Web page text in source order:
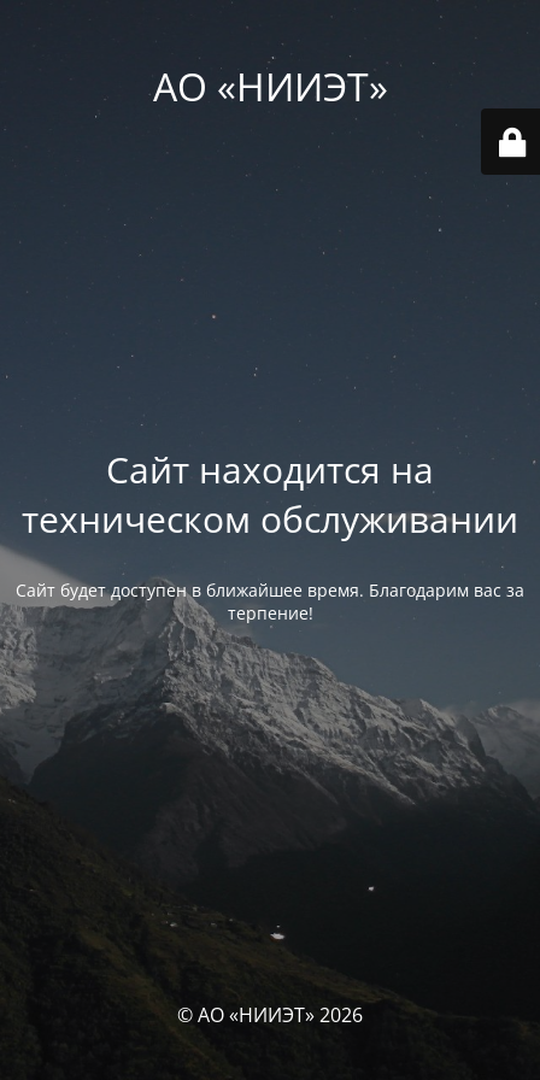
АО «НИИЭТ»
Сайт находится на
техническом обслуживании
Сайт будет доступен в ближайшее время. Благодарим вас за
терпение!
© АО «НИИЭТ» 2026